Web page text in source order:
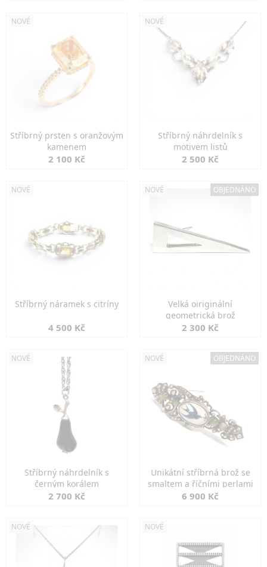
NOVÉ
Stříbrný prsten s oranžovým
kamenem
2 100 Kč
NOVÉ
Stříbrný náhrdelník s
motivem listů
2 500 Kč
NOVÉ
Stříbrný náramek s citríny
4 500 Kč
NOVÉ OBJEDNÁNO
Velká oiriginální
geometrická brož
2 300 Kč
NOVÉ
Stříbrný náhrdelník s
černým korálem
2 700 Kč
NOVÉ OBJEDNÁNO
Unikátní stříbrná brož se
smaltem a říčními perlami
6 900 Kč
NOVÉ NOVÉ